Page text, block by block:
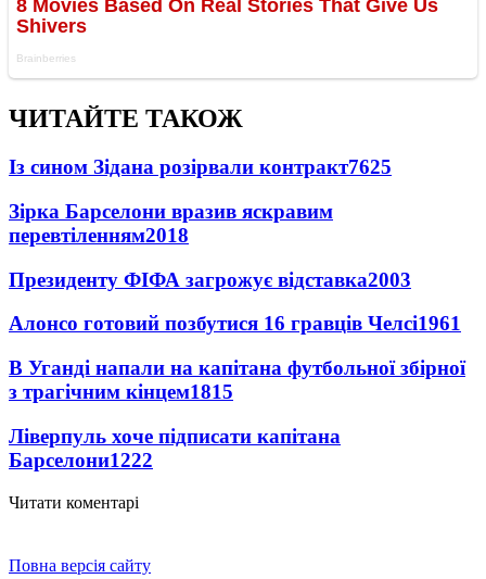
ЧИТАЙТЕ ТАКОЖ
Із сином Зідана розірвали контракт7625
Зірка Барселони вразив яскравим
перевтіленням2018
Президенту ФІФА загрожує відставка2003
Алонсо готовий позбутися 16 гравців Челсі1961
В Уганді напали на капітана футбольної збірної
з трагічним кінцем1815
Ліверпуль хоче підписати капітана
Барселони1222
Читати коментарі
Повна версія сайту